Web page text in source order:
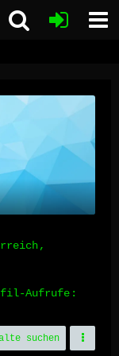
Aufrufe
suchen